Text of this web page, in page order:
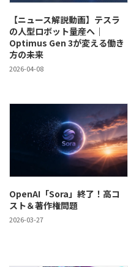
【ニュース解説動画】テスラ
の人型ロボット量産へ｜
Optimus Gen 3が変える働き
方の未来
2026-04-08
OpenAI「Sora」終了！高コ
スト＆著作権問題
2026-03-27